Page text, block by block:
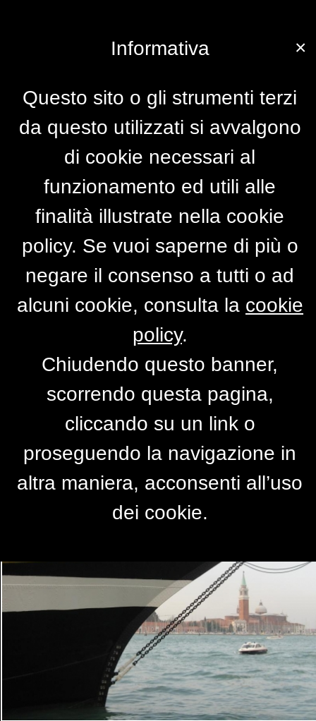
l'Amerigo Vespucci a
Venezia
dimarcopolo
×
Informativa
Questo sito o gli strumenti terzi
da questo utilizzati si avvalgono
di cookie necessari al
funzionamento ed utili alle
finalità illustrate nella cookie
policy. Se vuoi saperne di più o
negare il consenso a tutti o ad
alcuni cookie, consulta la cookie
policy.
Chiudendo questo banner,
scorrendo questa pagina,
cliccando su un link o
proseguendo la navigazione in
altra maniera, acconsenti all’uso
dei cookie.